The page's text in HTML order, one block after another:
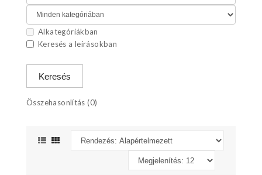
Alkategóriákban
Keresés a leírásokban
Összehasonlítás (0)